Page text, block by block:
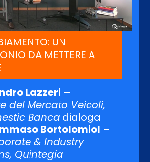
UN
DA METTERE A
Lazzeri –
del Mercato Veicoli,
Banca dialoga
Bortolomiol –
& Industry
Quintegia